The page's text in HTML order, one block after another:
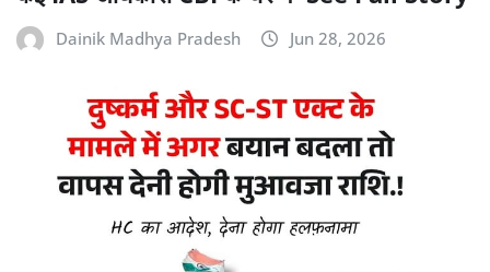
Dainik Madhya Pradesh Jun 28, 2026